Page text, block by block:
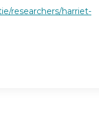
researchers/harriet-